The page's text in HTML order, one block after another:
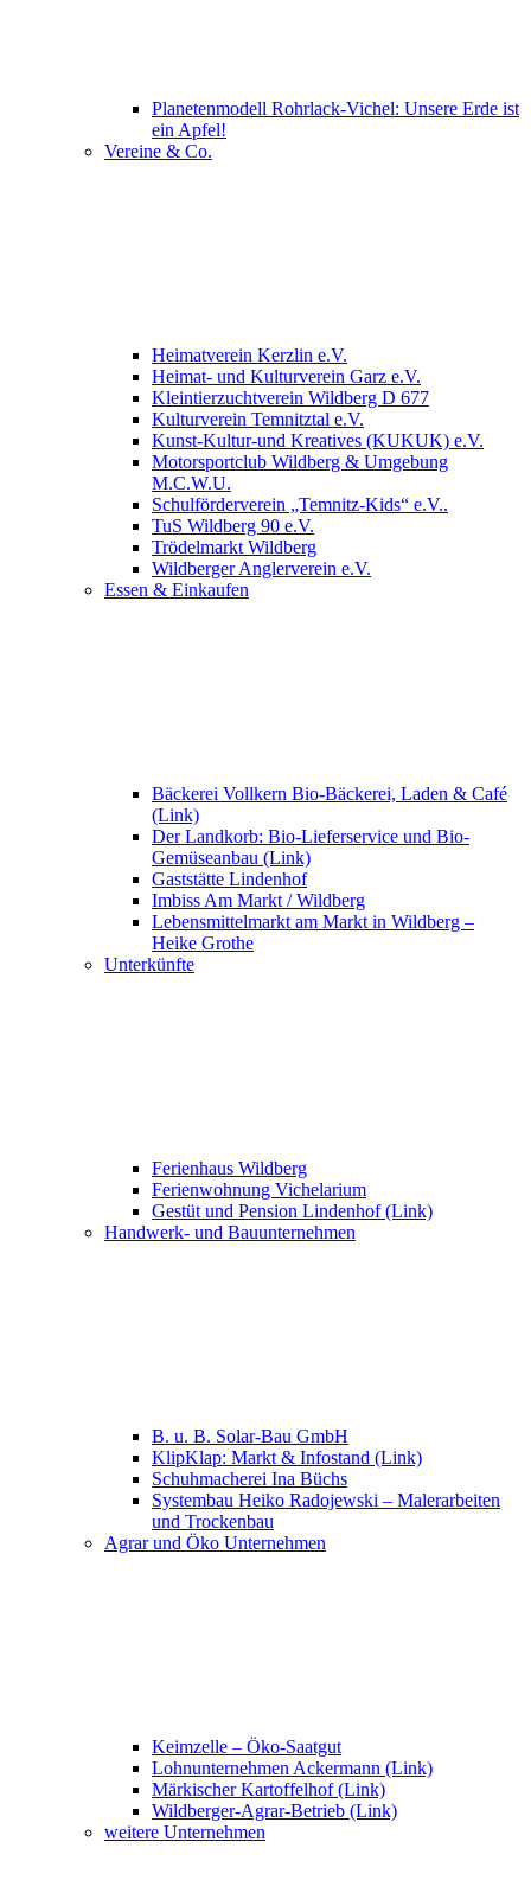
Planetenmodell Rohrlack-Vichel: Unsere Erde ist
ein Apfel!
Vereine & Co.
Heimatverein Kerzlin e.V.
Heimat- und Kulturverein Garz e.V.
Kleintierzuchtverein Wildberg D 677
Kulturverein Temnitztal e.V.
Kunst-Kultur-und Kreatives (KUKUK) e.V.
Motorsportclub Wildberg & Umgebung
M.C.W.U.
Schulförderverein „Temnitz-Kids“ e.V..
TuS Wildberg 90 e.V.
Trödelmarkt Wildberg
Wildberger Anglerverein e.V.
Essen & Einkaufen
Bäckerei Vollkern Bio-Bäckerei, Laden & Café
(Link)
Der Landkorb: Bio-Lieferservice und Bio-
Gemüseanbau (Link)
Gaststätte Lindenhof
Imbiss Am Markt / Wildberg
Lebensmittelmarkt am Markt in Wildberg –
Heike Grothe
Unterkünfte
Ferienhaus Wildberg
Ferienwohnung Vichelarium
Gestüt und Pension Lindenhof (Link)
Handwerk- und Bauunternehmen
B. u. B. Solar-Bau GmbH
KlipKlap: Markt & Infostand (Link)
Schuhmacherei Ina Büchs
Systembau Heiko Radojewski – Malerarbeiten
und Trockenbau
Agrar und Öko Unternehmen
Keimzelle – Öko-Saatgut
Lohnunternehmen Ackermann (Link)
Märkischer Kartoffelhof (Link)
Wildberger-Agrar-Betrieb (Link)
weitere Unternehmen